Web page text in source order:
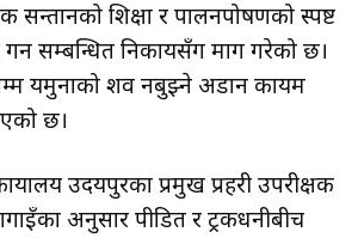
सन्तानको शिक्षा र पालनपोषणको स्पष्ट
गर्न सम्बन्धित निकायसँग माग गरेको छ।
यमुनाको शव नबुझ्ने अडान कायम
छ।
उदयपुरका प्रमुख प्रहरी उपरीक्षक
अनुसार पीडित र ट्रकधनीबीच